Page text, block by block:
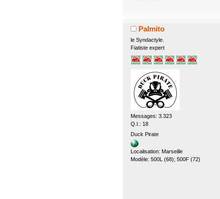
Palmito
le Syndactyle.
Fiatiste expert
Messages: 3.323
Q.I.: 18
Duck Pirate
Localisation: Marseille
Modèle: 500L (68); 500F (72)